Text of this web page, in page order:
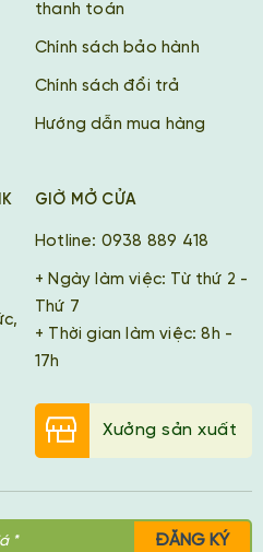
thanh toán
Chính sách bảo hành
Chính sách đổi trả
Hướng dẫn mua hàng
GIỜ MỞ CỬA
Hotline: 0938 889 418
+ Ngày làm việc: Từ thứ 2 -
Thứ 7
+ Thời gian làm việc: 8h -
17h
Xưởng sản xuất
ĐĂNG KÝ